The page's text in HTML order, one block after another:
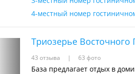
4-местный номер
Триозерье Восточного
43 отзыва 63 фото
База предлагает отдых в